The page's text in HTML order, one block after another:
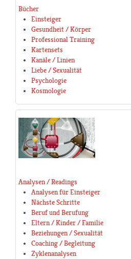
Bücher
Einsteiger
Gesundheit / Körper
Professional Training
Kartensets
Kanäle / Linien
Liebe / Sexualität
Psychologie
Kosmologie
Analysen / Readings
Analysen für Einsteiger
Nächste Schritte
Beruf und Berufung
Eltern / Kinder / Familie
Beziehungen / Sexualität
Coaching / Begleitung
Zyklenanalysen